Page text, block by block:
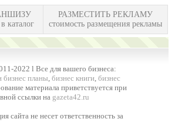
каталог
РАЗМЕСТИТЬ РЕКЛАМУ
стоимость размещения рекламы
2022 l Все для вашего бизнеса:
бизнес планы,бизнес книги,бизнес
материала приветствуется при
ссылки на gazeta42.ru
сайта не несет ответственность за